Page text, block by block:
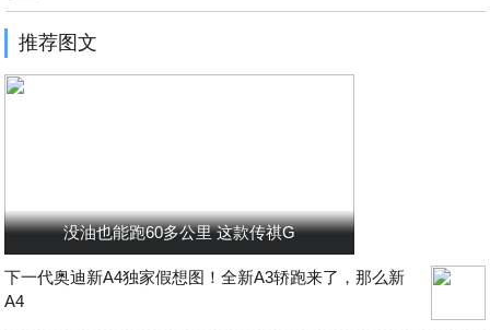
推荐图文
没油也能跑60多公里 这款传祺G
下一代奥迪新A4独家假想图！全新A3轿跑来了，那么新
A4